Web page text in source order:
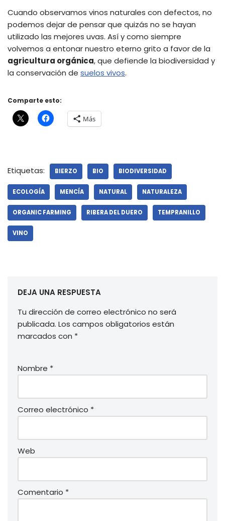
Cuando observamos vinos naturales con defectos, no
podemos dejar de pensar que quizás no se hayan
utilizado las mejores uvas. Así y como siempre
volvemos a entonar nuestro eterno grito a favor de la
agricultura orgánica, que defiende la biodiversidad y
la conservación de suelos vivos.
Comparte esto:
Más
Etiquetas: BIERZO BIO BIODIVERSIDAD
ECOLOGÍA MENCÍA NATURAL NATURALEZA
ORGANIC FARMING RIBERA DEL DUERO TEMPRANILLO
VINO
DEJA UNA RESPUESTA
Tu dirección de correo electrónico no será
publicada. Los campos obligatorios están
marcados con *
Nombre *
Correo electrónico *
Web
Comentario *